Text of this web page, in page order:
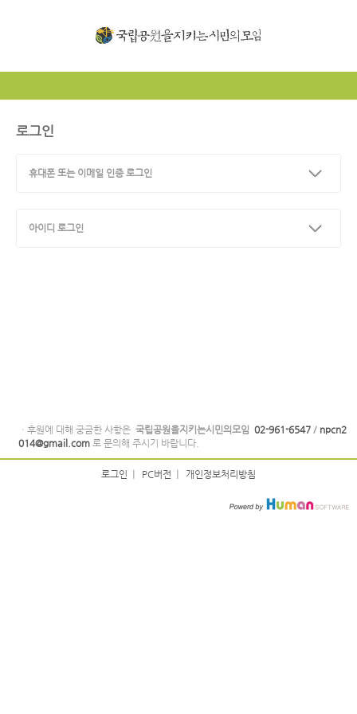
로그인
휴대폰 또는 이메일 인증 로그인
아이디 로그인
ㆍ후원에 대해 궁금한 사항은 국립공원을지키는시민의모임02-961-6547 / npcn2
014@gmail.com 로 문의해 주시기 바랍니다.
로그인 | PC버전 | 개인정보처리방침